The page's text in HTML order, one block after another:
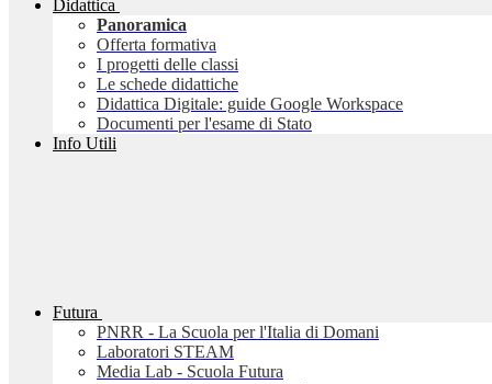
Didattica
Panoramica
Offerta formativa
I progetti delle classi
Le schede didattiche
Didattica Digitale: guide Google Workspace
Documenti per l'esame di Stato
Info Utili
Futura
PNRR - La Scuola per l'Italia di Domani
Laboratori STEAM
Media Lab - Scuola Futura